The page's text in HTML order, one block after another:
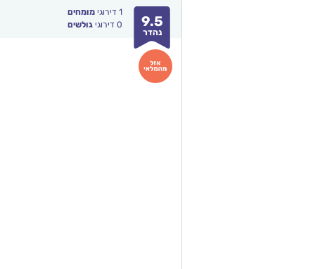
9.5
נהדר
1 דירוגימומחים
0 דירוגיגולשים